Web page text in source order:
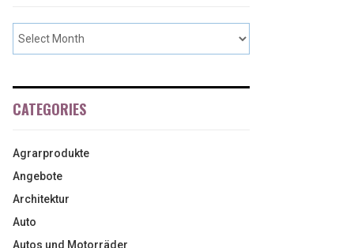
CATEGORIES
Agrarprodukte
Angebote
Architektur
Auto
Autos und Motorräder